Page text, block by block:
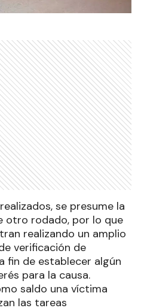
se presume la
otro rodado, por lo que
realizando un amplio
verificación de
fin de establecer algún
para la causa.
saldo una víctima
las tareas